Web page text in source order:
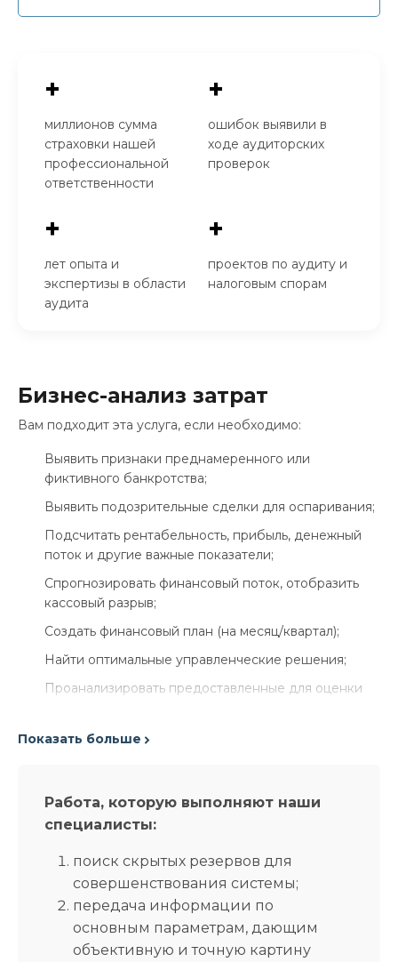
+
миллионов сумма
страховки нашей
профессиональной
ответственности
+
ошибок выявили в
ходе аудиторских
проверок
+
лет опыта и
экспертизы в области
аудита
+
проектов по аудиту и
налоговым спорам
Бизнес-анализ затрат
Вам подходит эта услуга, если необходимо:
Выявить признаки преднамеренного или
фиктивного банкротства;
Выявить подозрительные сделки для оспаривания;
Подсчитать рентабельность, прибыль, денежный
поток и другие важные показатели;
Спрогнозировать финансовый поток, отобразить
кассовый разрыв;
Создать финансовый план (на месяц/квартал);
Найти оптимальные управленческие решения;
Проанализировать предоставленные для оценки
Проанализировать финансовые показатели
совокупному рассмотрению всех документов и
проведенному анализу.
Показать больше
Работа, которую выполняют наши
специалисты:
поиск скрытых резервов для
совершенствования системы;
передача информации по
основным параметрам, дающим
объективную и точную картину